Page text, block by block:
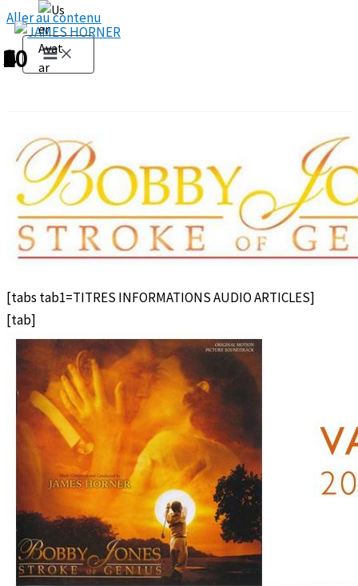
Aller au contenu
[tabs tab1=TITRES INFORMATIONS AUDIO ARTICLES]
[tab]
1
2
3
4
5
6
7
8
9
10